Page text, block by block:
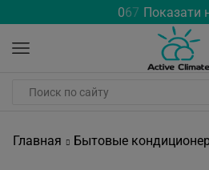
067 Показати
Главная Бытовые